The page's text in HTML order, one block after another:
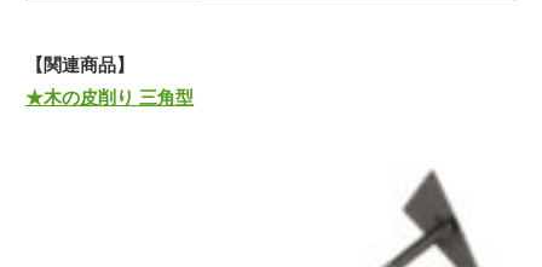
【関連商品】
★木の皮削り 三角型